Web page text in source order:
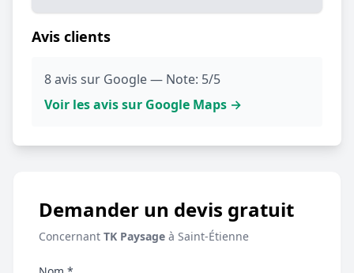
Avis clients
8 avis sur Google — Note: 5/5
Voir les avis sur Google Maps →
Demander un devis gratuit
Concernant TK Paysage à Saint-Étienne